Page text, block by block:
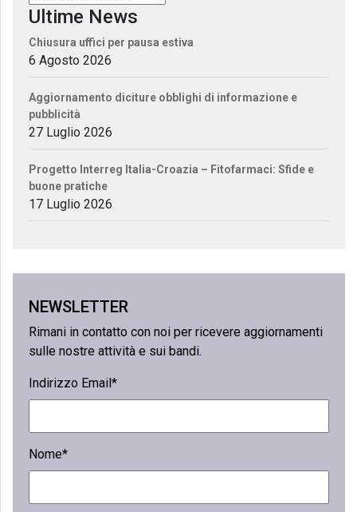
Ultime News
Chiusura uffici per pausa estiva
6 Agosto 2026
Aggiornamento diciture obblighi di informazione e
pubblicità
27 Luglio 2026
Progetto Interreg Italia-Croazia – Fitofarmaci: Sfide e
buone pratiche
17 Luglio 2026
NEWSLETTER
Rimani in contatto con noi per ricevere aggiornamenti
sulle nostre attività e sui bandi.
Indirizzo Email*
Nome*